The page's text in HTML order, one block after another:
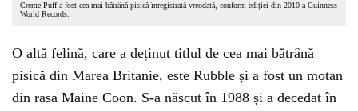
Creme Puff a fost cea mai bătrână pisică înregistrată vreodată, conform ediției din 2010 a Guinness
World Records.
O altă felină, care a deținut titlul de cea mai bătrână
pisică din Marea Britanie, este Rubble și a fost un motan
din rasa Maine Coon. S-a născut în 1988 și a decedat în